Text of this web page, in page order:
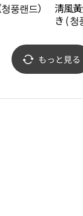
풍랜드）
淸風
き (
もっと見る